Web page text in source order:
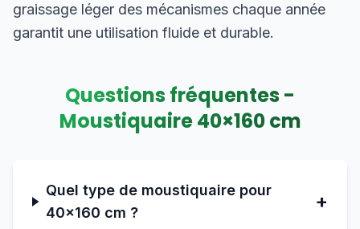
graissage léger des mécanismes chaque année
garantit une utilisation fluide et durable.
Questions fréquentes -
Moustiquaire40×160cm
Quel type de moustiquaire pour
40×160 cm ?
+